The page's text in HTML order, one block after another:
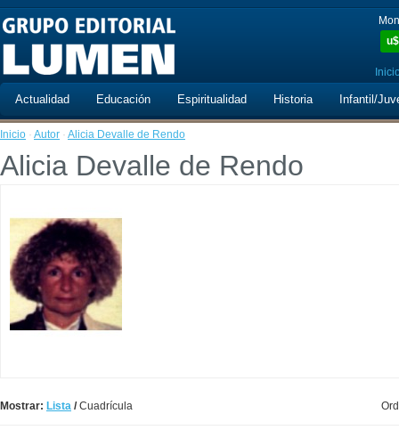
u$
Actualidad Educación Espiritualidad Historia Infantil/
Inicio · Autor · Alicia Devalle de Rendo
Alicia Devalle de Rendo
Mostrar: Lista /Cuadrícula